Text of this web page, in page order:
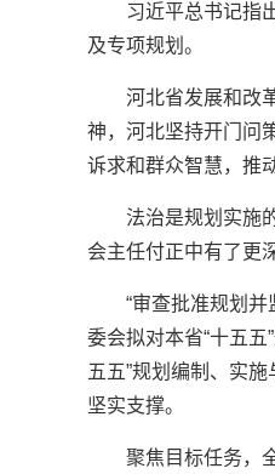
习近平总书记指
及专项规划。
河北省发展和改
神，河北坚持开门问
诉求和群众智慧，推
法治是规划实施
会主任付正中有了更
“审查批准规划
委会拟对本省“十五
五五”规划编制、实
坚实支撑。
聚焦目标任务，